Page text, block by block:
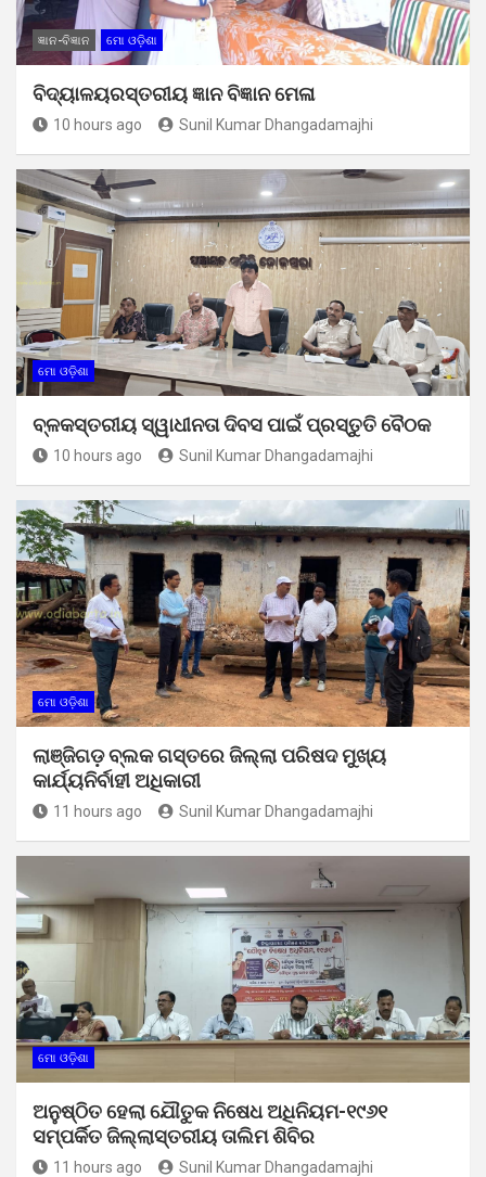
ଜ୍ଞାନ-ବିଜ୍ଞାନ ମୋ ଓଡ଼ିଶା
ବିଦ୍ୟାଳୟରସ୍ତରୀୟ ଜ୍ଞାନ ବିଜ୍ଞାନ ମେଳା
10 hours ago Sunil Kumar Dhangadamajhi
ମୋ ଓଡ଼ିଶା
ବ୍ଳକସ୍ତରୀୟ ସ୍ୱାଧୀନତା ଦିବସ ପାଇଁ ପ୍ରସ୍ତୁତି ବୈଠକ
10 hours ago Sunil Kumar Dhangadamajhi
ମୋ ଓଡ଼ିଶା
ଲାଞ୍ଜିଗଡ଼ ବ୍ଲକ ଗସ୍ତରେ ଜିଲ୍ଲା ପରିଷଦ ମୁଖ୍ୟ
କାର୍ଯ୍ୟନିର୍ବାହୀ ଅଧିକାରୀ
11 hours ago Sunil Kumar Dhangadamajhi
ମୋ ଓଡ଼ିଶା
ଅନୁଷ୍ଠିତ ହେଲା ଯୌତୁକ ନିଷେଧ ଅଧିନିୟମ-୧୯୬୧
ସମ୍ପର୍କିତ ଜିଲ୍ଲାସ୍ତରୀୟ ତାଲିମ ଶିବିର
11 hours ago Sunil Kumar Dhangadamajhi